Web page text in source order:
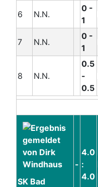
6 N.N.
0 -
1
7 N.N.
0 -
1
8 N.N.
0.5
-
0.5
SK Bad
-
4.0
:
4.0